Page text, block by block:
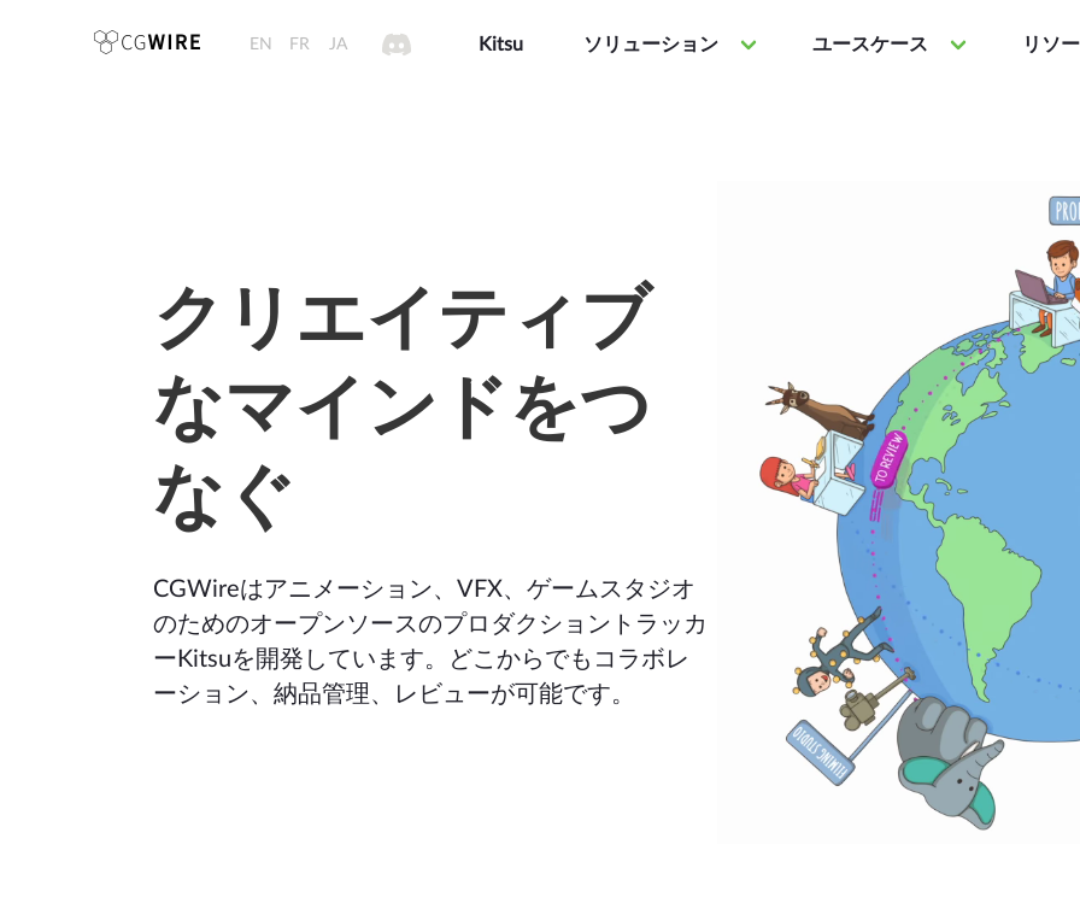
EN FR JA Kitsu ソリューション ユースケース リソ
クリエイティブ
なマインドをつ
なぐ
CGWireはアニメーション、VFX、ゲームスタジオ
のためのオープンソースのプロダクショントラッカ
ーKitsuを開発しています。どこからでもコラボレ
ーション、納品管理、レビューが可能です。